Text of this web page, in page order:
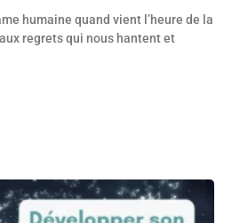
humaine quand vient l’heure de la
regrets qui nous hantent et